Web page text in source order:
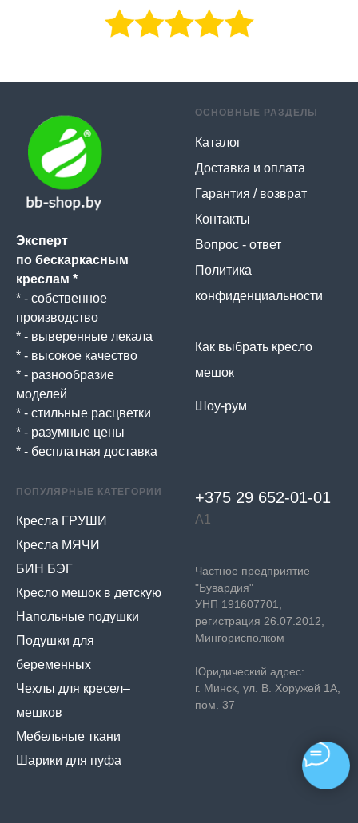
Эксперт
по бескаркасным
креслам *
* - собственное
производство
* - выверенные лекала
* - высокое качество
* - разнообразие
моделей
* - стильные расцветки
* - разумные цены
* - бесплатная доставка
ОСНОВНЫЕ РАЗДЕЛЫ
Каталог
Доставка и оплата
Гарантия / возврат
Контакты
Вопрос - ответ
Политика
конфиденциальности
Как выбрать кресло
мешок
Шоу-рум
ПОПУЛЯРНЫЕ КАТЕГОРИИ
Кресла ГРУШИ
Кресла МЯЧИ
БИН БЭГ
Кресло мешок в детскую
Напольные подушки
Подушки для
беременных
Чехлы для кресел–
мешков
Мебельные ткани
Шарики для пуфа
+375 29 652-01-01
А1
Частное предприятие
"Бувардия"
УНП 191607701,
регистрация 26.07.2012,
Мингорисполком
Юридический адрес:
г. Минск, ул. В. Хоружей 1А,
пом. 37